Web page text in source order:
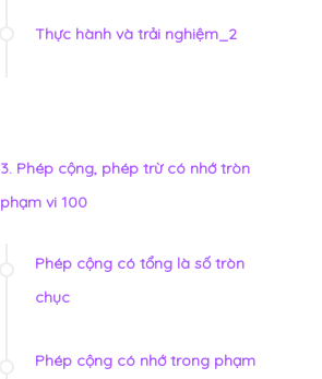
Thực hành và trải nghiệm_2
3. Phép cộng, phép trừ có nhớ tròn
phạm vi 100
Phép cộng có tổng là số tròn
chục
Phép cộng có nhớ trong phạm